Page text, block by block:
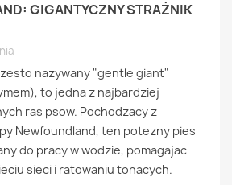
GIGANTYCZNY STRAŻNIK
nazywany "gentle giant"
to jedna z najbardziej
ras psow. Pochodzacy z
Newfoundland, ten potezny pies
do pracy w wodzie, pomagajac
sieci i ratowaniu tonacych.